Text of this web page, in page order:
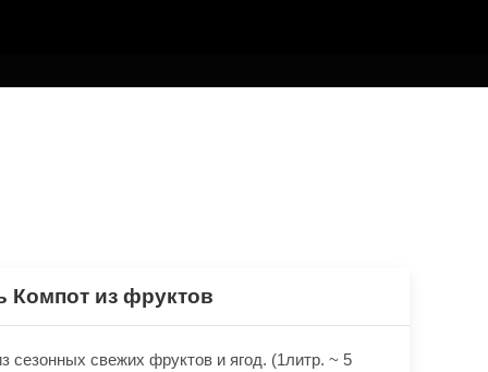
Компот из фруктов
сезонных свежих фруктов и ягод. (1литр. ~ 5